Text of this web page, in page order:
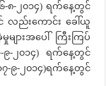
-၈-၂၀၁၄) ရက်နေ့တွင်
လည်းကောင်း ခေါ်ယူ
ားအပေါ် ကြီးကြပ်
၉-၂၀၁၄) ရက်နေ့တွင်
-၉-၂၀၁၄)ရက်နေ့တွင်